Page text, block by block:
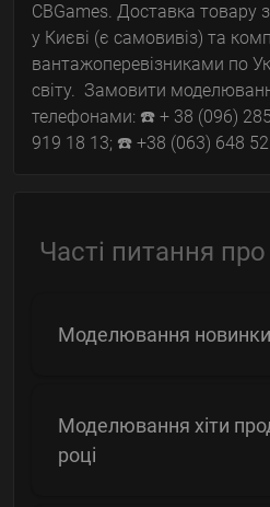
CBGames. Доставка товару
у Києві (є самовивіз) та
вантажоперевізниками по
світу. Замовити
телефонами: ☎️ + 38 (096)
919 18 13; ☎️ +38 (063) 648
Часті питання
Моделювання
Моделювання хіти
році